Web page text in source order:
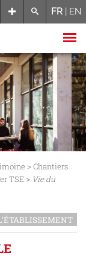
FR | EN
>Chantiers
TSE > Vie du